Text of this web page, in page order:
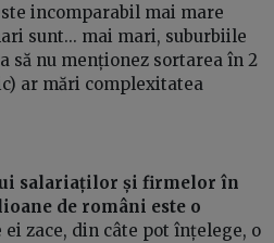
incomparabil mai mare
sunt... mai mari, suburbiile
să nu menționez sortarea în 2
ar mări complexitatea
salariaților și firmelor în
de români este o
zace, din câte pot înțelege, o